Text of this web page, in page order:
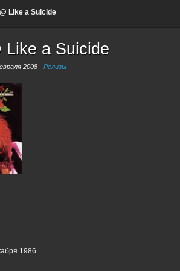
Like a Suicide
Like a Suicide
2008 -Релизы
1986